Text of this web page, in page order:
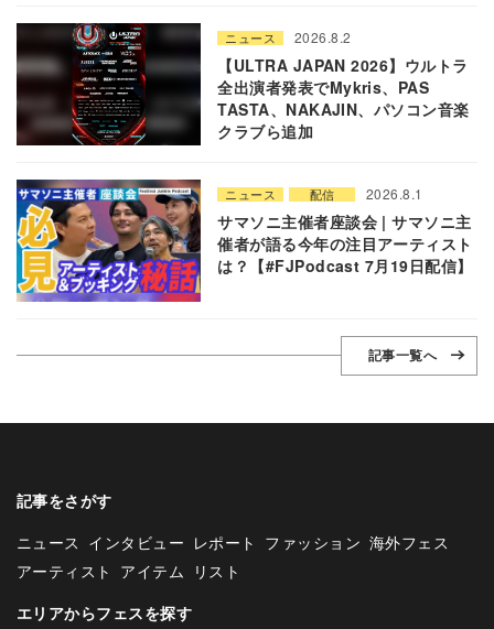
ニュース 2026.8.2
【ULTRA JAPAN 2026】ウルトラ
全出演者発表でMykris、PAS
TASTA、NAKAJIN、パソコン音楽
クラブら追加
ニュース 配信 2026.8.1
サマソニ主催者座談会 | サマソニ主
催者が語る今年の注目アーティスト
は？【#FJPodcast 7月19日配信】
記事一覧へ
記事をさがす
ニュース インタビュー レポート ファッション 海外フェス
アーティスト アイテム リスト
エリアからフェスを探す